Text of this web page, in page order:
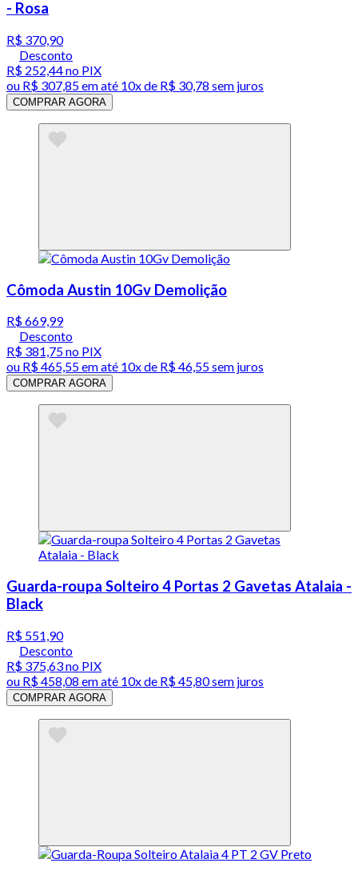
- Rosa
R$ 370,90
Desconto
R$ 252,44no PIX
ou R$ 307,85em até 10x de R$ 30,78 sem juros
COMPRAR AGORA
Cômoda Austin 10Gv Demolição
R$ 669,99
Desconto
R$ 381,75no PIX
ou R$ 465,55em até 10x de R$ 46,55 sem juros
COMPRAR AGORA
Guarda-roupa Solteiro 4 Portas 2 Gavetas Atalaia -
Black
R$ 551,90
Desconto
R$ 375,63no PIX
ou R$ 458,08 em até 10x de R$ 45,80 sem juros
COMPRAR AGORA